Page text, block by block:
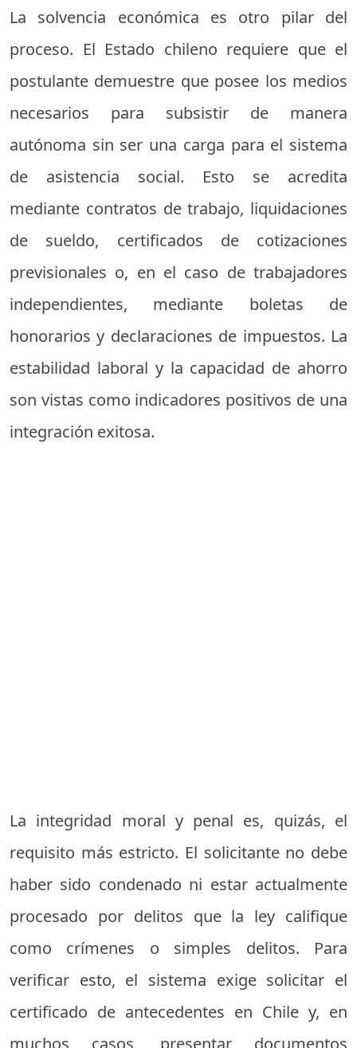
La solvencia económica es otro pilar del
proceso. El Estado chileno requiere que el
postulante demuestre que posee los medios
necesarios para subsistir de manera
autónoma sin ser una carga para el sistema
de asistencia social. Esto se acredita
mediante contratos de trabajo, liquidaciones
de sueldo, certificados de cotizaciones
previsionales o, en el caso de trabajadores
independientes, mediante boletas de
honorarios y declaraciones de impuestos. La
estabilidad laboral y la capacidad de ahorro
son vistas como indicadores positivos de una
integración exitosa.
La integridad moral y penal es, quizás, el
requisito más estricto. El solicitante no debe
haber sido condenado ni estar actualmente
procesado por delitos que la ley califique
como crímenes o simples delitos. Para
verificar esto, el sistema exige solicitar el
certificado de antecedentes en Chile y, en
muchos casos, presentar documentos